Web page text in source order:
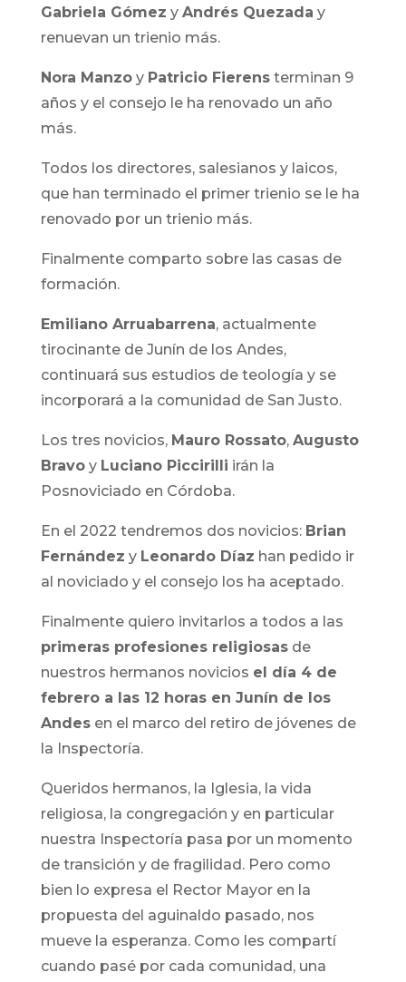
Gabriela Gómez y Andrés Quezada y
renuevan un trienio más.
Nora Manzoy Patricio Fierensterminan 9
años y el consejo le ha renovado un año
más.
Todos los directores, salesianos y laicos,
que han terminado el primer trienio se le ha
renovado por un trienio más.
Finalmente comparto sobre las casas de
formación.
Emiliano Arruabarrena, actualmente
tirocinante de Junín de los Andes,
continuará sus estudios de teología y se
incorporará a la comunidad de San Justo.
Los tres novicios, Mauro Rossato, Augusto
Bravoy Luciano Piccirilli irán la
Posnoviciado en Córdoba.
En el 2022 tendremos dos novicios: Brian
Fernández y Leonardo Díaz han pedido ir
al noviciado y el consejo los ha aceptado.
Finalmente quiero invitarlos a todos a las
primeras profesiones religiosasde
nuestros hermanos novicios el día 4 de
febrero a las 12 horas en Junín de los
Andesen el marco del retiro de jóvenes de
la Inspectoría.
Queridos hermanos, la Iglesia, la vida
religiosa, la congregación y en particular
nuestra Inspectoría pasa por un momento
de transición y de fragilidad. Pero como
bien lo expresa el Rector Mayor en la
propuesta del aguinaldo pasado, nos
mueve la esperanza. Como les compartí
cuando pasé por cada comunidad, una